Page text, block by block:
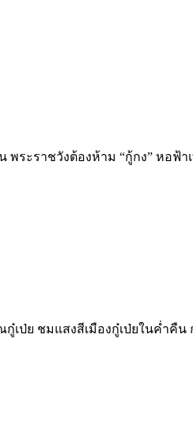
พระราชวังต้องห้าม “กู้กง” ห
ป่ย ชมแสงสีเมืองกู๋เป่ยในค่ำคื